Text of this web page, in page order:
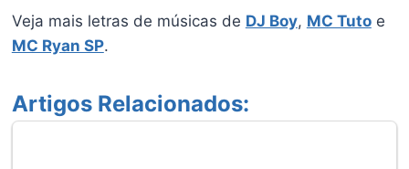
Veja mais letras de músicas de DJ Boy, MC Tutoe
MC Ryan SP.
Artigos Relacionados: